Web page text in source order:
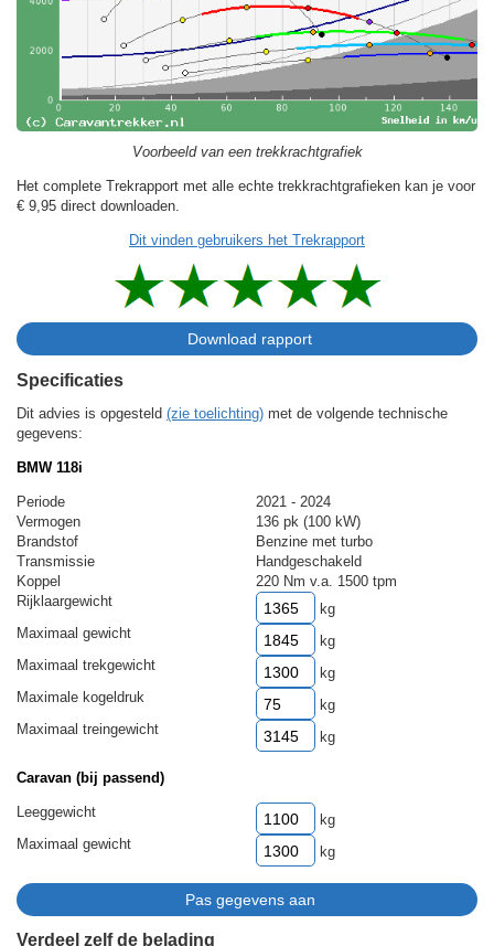
Voorbeeld van een trekkrachtgrafiek
Het complete Trekrapport met alle echte trekkrachtgrafieken kan je voor
€ 9,95 direct downloaden.
Dit vinden gebruikers het Trekrapport
Specificaties
Dit advies is opgesteld (zie toelichting) met de volgende technische
gegevens:
BMW 118i
Periode
2021 - 2024
Vermogen
136 pk (100 kW)
Brandstof
Benzine met turbo
Transmissie
Handgeschakeld
Koppel
220 Nm v.a. 1500 tpm
Rijklaargewicht
kg
Maximaal gewicht
kg
Maximaal trekgewicht
kg
Maximale kogeldruk
kg
Maximaal treingewicht
kg
Caravan (bij passend)
Leeggewicht
kg
Maximaal gewicht
kg
Verdeel zelf de belading